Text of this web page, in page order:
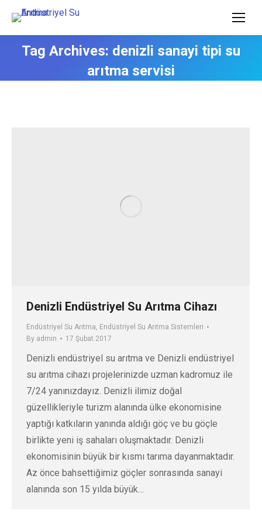
Tag Archives: denizli sanayi tipi su
arıtma servisi
Denizli Endüstriyel Su Arıtma Cihazı
Endüstriyel Su Arıtma, Endüstriyel Su Arıtma Sistemleri
By admin 17 Şubat 2017
Denizli endüstriyel su arıtma ve Denizli endüstriyel
su arıtma cihazı projelerinizde uzman kadromuz ile
7/24 yanınızdayız. Denizli ilimiz doğal
güzellikleriyle turizm alanında ülke ekonomisine
yaptığı katkıların yanında aldığı göç ve bu göçle
birlikte yeni iş sahaları oluşmaktadır. Denizli
ekonomisinin büyük bir kısmı tarıma dayanmaktadır.
Az önce bahsettiğimiz göçler sonrasında sanayi
alanında son 15 yılda büyük…